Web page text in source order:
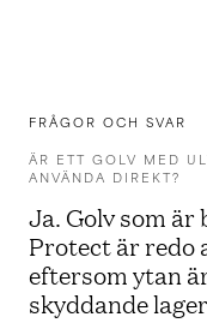
FRÅGOR OCH SVAR
ÄR ETT GOLV MED
ANVÄNDA DIREKT?
Ja. Golv som
Protect är redo
eftersom ytan
skyddande